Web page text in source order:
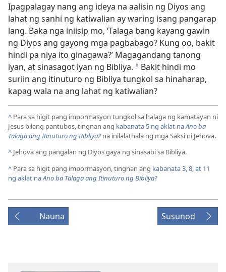
Ipagpalagay nang ang ideya na aalisin ng Diyos ang
lahat ng sanhi ng katiwalian ay waring isang pangarap
lang. Baka nga iniisip mo, ‘Talaga bang kayang gawin
ng Diyos ang gayong mga pagbabago? Kung oo, bakit
hindi pa niya ito ginagawa?’ Magagandang tanong
iyan, at sinasagot iyan ng Bibliya. * Bakit hindi mo
suriin ang itinuturo ng Bibliya tungkol sa hinaharap,
kapag wala na ang lahat ng katiwalian?
^ Para sa higit pang impormasyon tungkol sa halaga ng kamatayan ni
Jesus bilang pantubos, tingnan ang kabanata 5 ng aklat naAno ba
Talaga ang Itinuturo ng Bibliya? na inilalathala ng mga Saksi ni Jehova.
^ Jehova ang pangalan ng Diyos gaya ng sinasabi sa Bibliya.
^ Para sa higit pang impormasyon, tingnan ang kabanata 3, 8,at 11
ng aklat naAno ba Talaga ang Itinuturo ng Bibliya?
Nauna Susunod